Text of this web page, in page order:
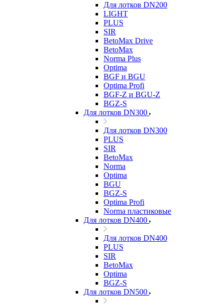
Для лотков DN200
LIGHT
PLUS
SIR
BetoMax Drive
BetoMax
Norma Plus
Optima
BGF и BGU
Optima Profi
BGF-Z и BGU-Z
BGZ-S
Для лотков DN300
Для лотков DN300
PLUS
SIR
BetoMax
Norma
Optima
BGU
BGZ-S
Optima Profi
Norma пластиковые
Для лотков DN400
Для лотков DN400
PLUS
SIR
BetoMax
Optima
BGZ-S
Для лотков DN500